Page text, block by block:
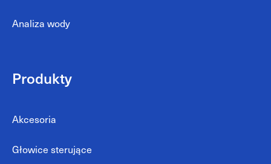
Analiza wody
Produkty
Akcesoria
Głowice sterujące